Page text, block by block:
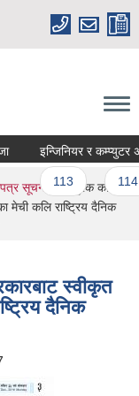
इन्जिनियर र कम्प्युटर
113 114
सूचना
» सम्पुरक कोषमा
मेची कलि राष्ट्रिय दैनिक
स्वीकृत
दैनिक